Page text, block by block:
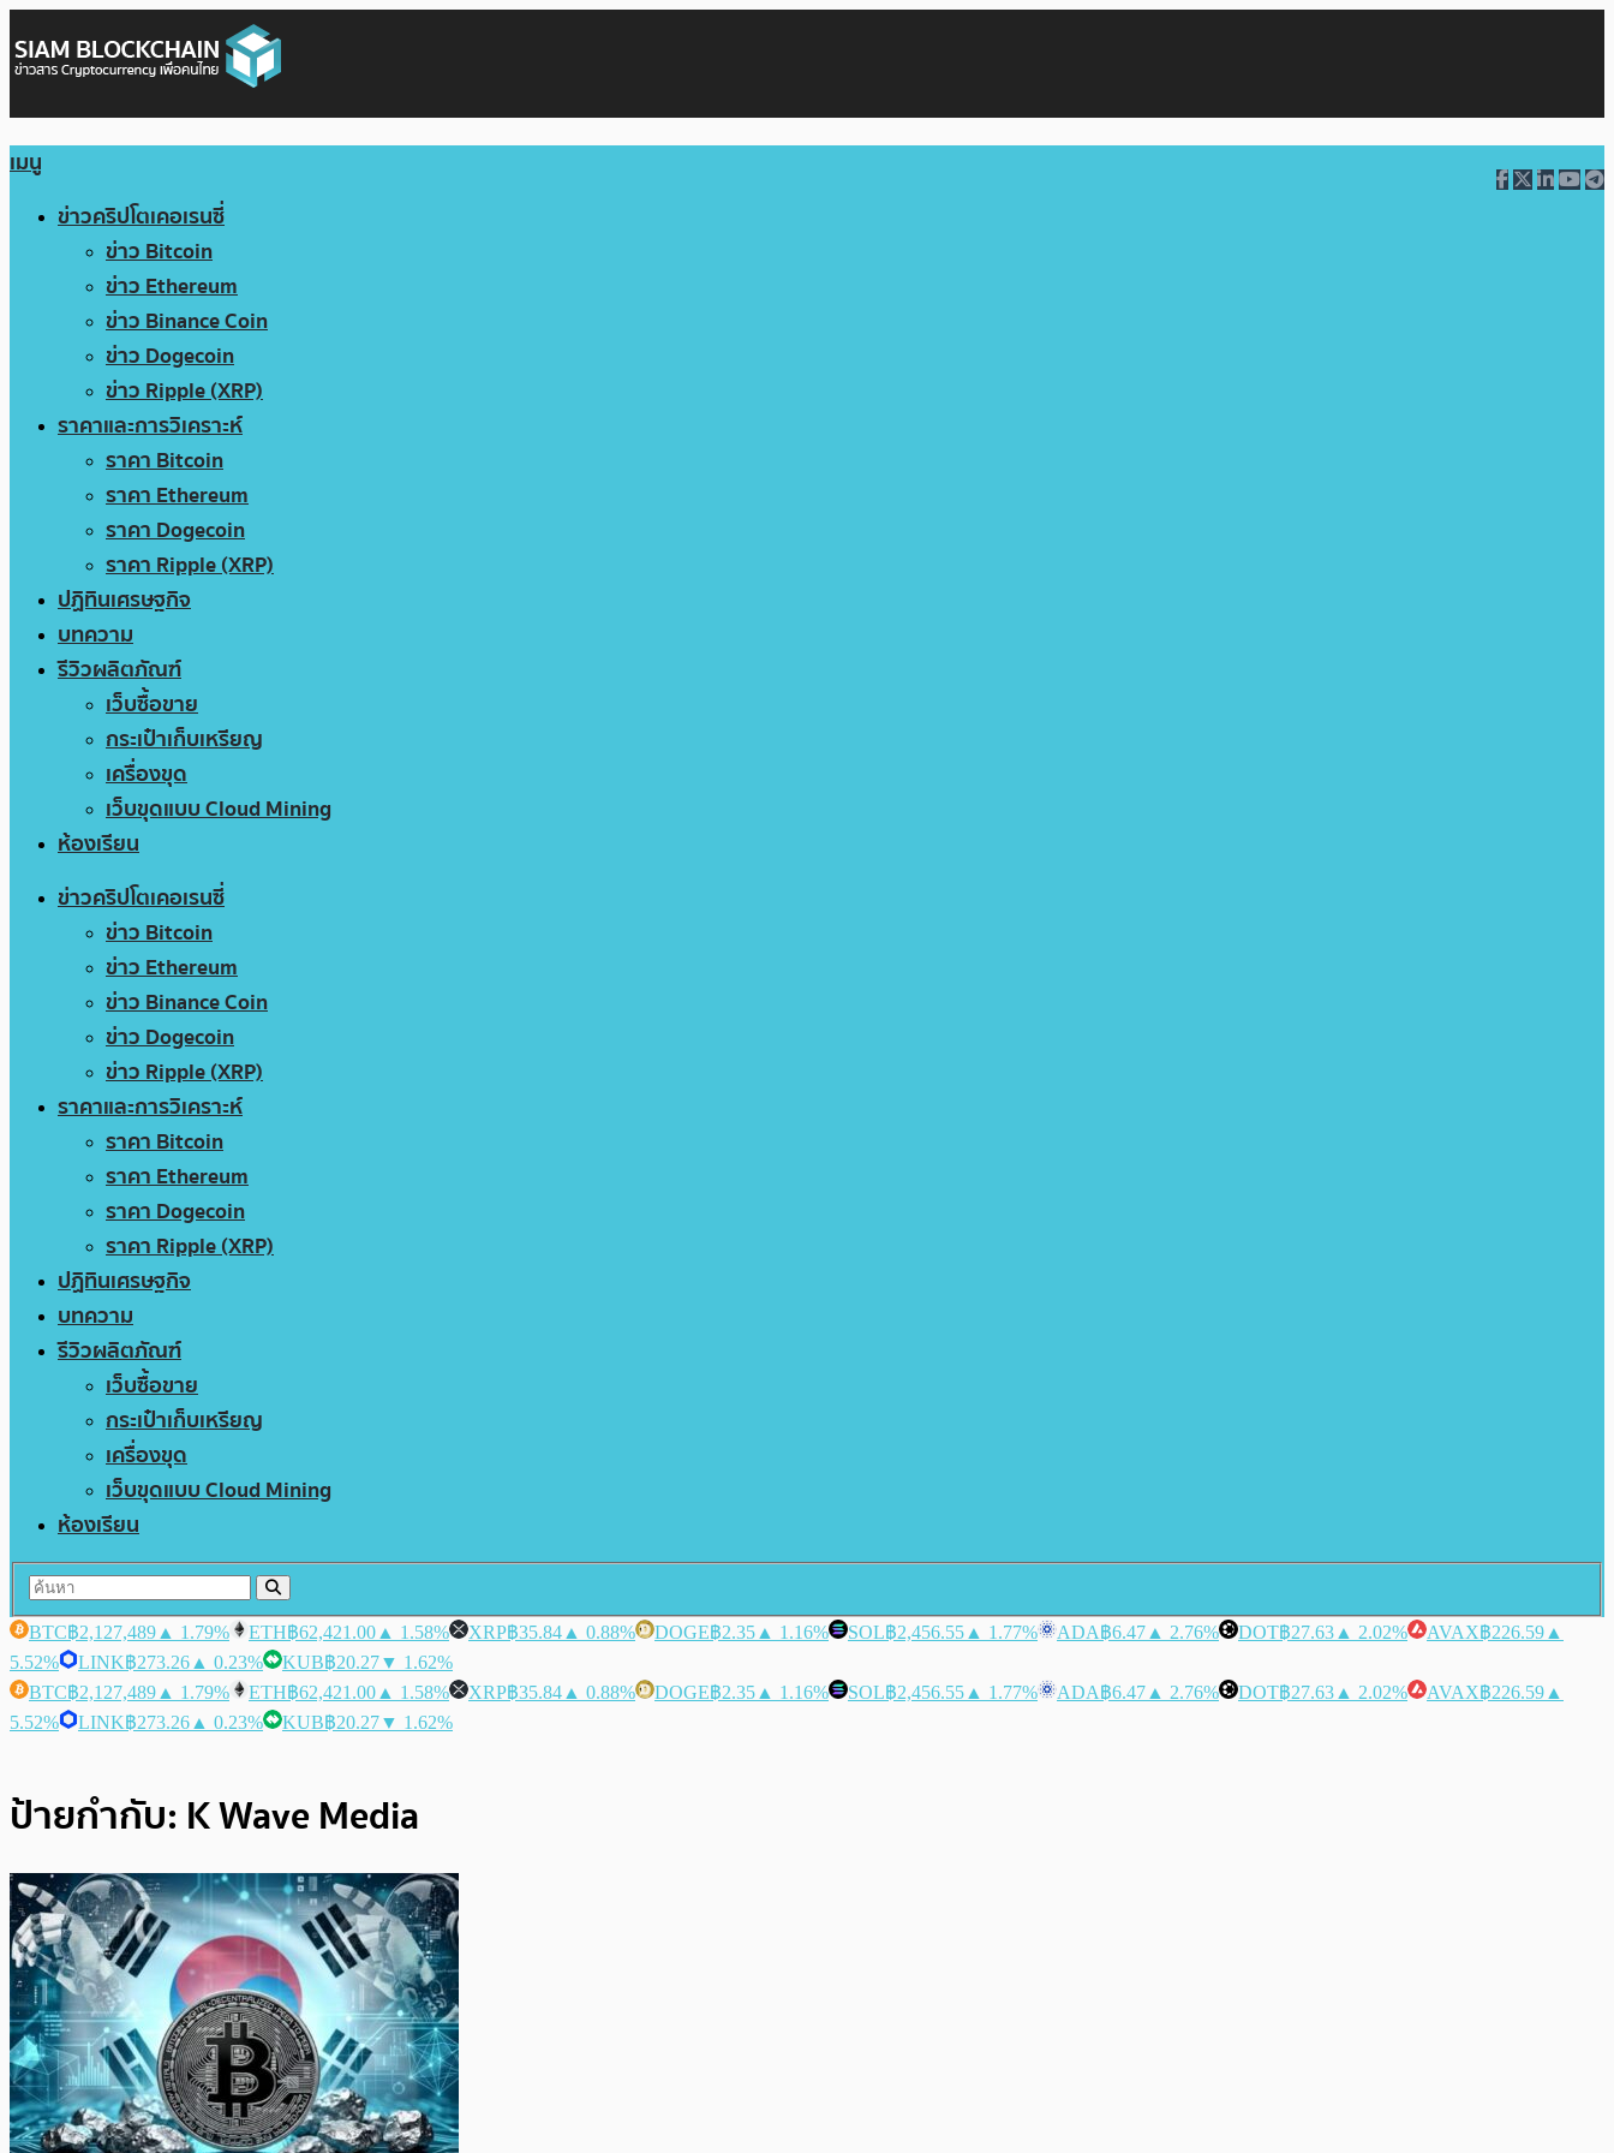
เมนู
ข่าวคริปโตเคอเรนซี่
ข่าว Bitcoin
ข่าว Ethereum
ข่าว Binance Coin
ข่าว Dogecoin
ข่าว Ripple (XRP)
ราคาและการวิเคราะห์
ราคา Bitcoin
ราคา Ethereum
ราคา Dogecoin
ราคา Ripple (XRP)
ปฏิทินเศรษฐกิจ
บทความ
รีวิวผลิตภัณฑ์
เว็บซื้อขาย
กระเป๋าเก็บเหรียญ
เครื่องขุด
เว็บขุดแบบ Cloud Mining
ห้องเรียน
ข่าวคริปโตเคอเรนซี่
ข่าว Bitcoin
ข่าว Ethereum
ข่าว Binance Coin
ข่าว Dogecoin
ข่าว Ripple (XRP)
ราคาและการวิเคราะห์
ราคา Bitcoin
ราคา Ethereum
ราคา Dogecoin
ราคา Ripple (XRP)
ปฏิทินเศรษฐกิจ
บทความ
รีวิวผลิตภัณฑ์
เว็บซื้อขาย
กระเป๋าเก็บเหรียญ
เครื่องขุด
เว็บขุดแบบ Cloud Mining
ห้องเรียน
BTC฿2,127,489 ▲ 1.79% ETH฿62,421.00 ▲ 1.58% XRP฿35.84 ▲ 0.88% DOGE฿2.35 ▲ 1.16% SOL฿2,456.55 ▲ 1.77% ADA฿6.47 ▲ 2.76% DOT฿27.63 ▲ 2.02% AVAX฿226.59 ▲
5.52%
LINK฿273.26 ▲ 0.23% KUB฿20.27▼ 1.62%
BTC฿2,127,489 ▲ 1.79% ETH฿62,421.00 ▲ 1.58% XRP฿35.84 ▲ 0.88% DOGE฿2.35 ▲ 1.16% SOL฿2,456.55 ▲ 1.77% ADA฿6.47 ▲ 2.76% DOT฿27.63 ▲ 2.02% AVAX฿226.59 ▲
5.52%
LINK฿273.26 ▲ 0.23% KUB฿20.27▼ 1.62%
ป้ายกำกับ: K Wave Media